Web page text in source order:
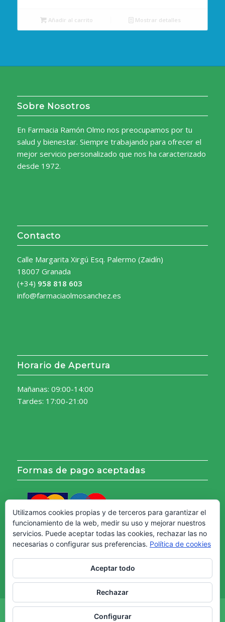
Añadir al carrito Mostrar detalles
Sobre Nosotros
En Farmacia Ramón Olmo nos preocupamos por tu
salud y bienestar. Siempre trabajando para ofrecer el
mejor servicio personalizado que nos ha caracterizado
desde 1972.
Contacto
Calle Margarita Xirgú Esq. Palermo (Zaidín)
18007 Granada
(+34) 958 818 603
info@farmaciaolmosanchez.es
Horario de Apertura
Mañanas: 09:00-14:00
Tardes: 17:00-21:00
Formas de pago aceptadas
Copyright © - Web creada por Diseño Web Granada.
Utilizamos cookies propias y de terceros para garantizar el
funcionamiento de la web, medir su uso y mejorar nuestros
servicios. Puede aceptar todas las cookies, rechazar las no
necesarias o configurar sus preferencias. Política de cookies
Aceptar todo
Rechazar
Configurar